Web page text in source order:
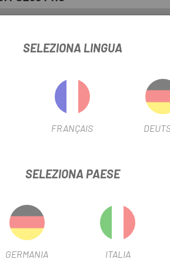
COMPRATO ANCHE:
SELEZIONA LINGUA
FRANÇAIS
SELEZIONA PAESE
GERMANIA ITALIA